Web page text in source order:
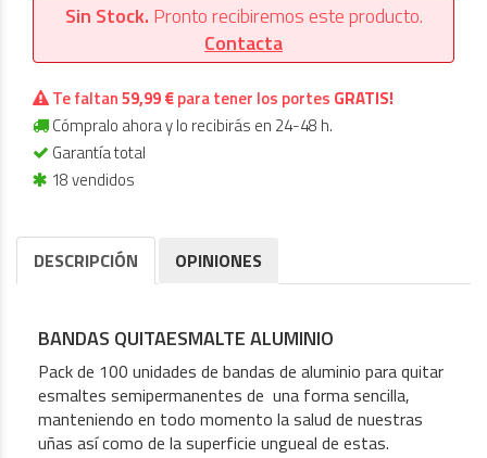
Sin Stock. Pronto recibiremos este producto.
Contacta
Te faltan59,99 €para tener los portes GRATIS!
Cómpralo ahora y lo recibirás en 24-48 h.
Garantía total
18 vendidos
DESCRIPCIÓN OPINIONES
BANDAS QUITAESMALTE ALUMINIO
Pack de 100 unidades de bandas de aluminio para quitar
esmaltes semipermanentes de una forma sencilla,
manteniendo en todo momento la salud de nuestras
uñas así como de la superficie ungueal de estas.